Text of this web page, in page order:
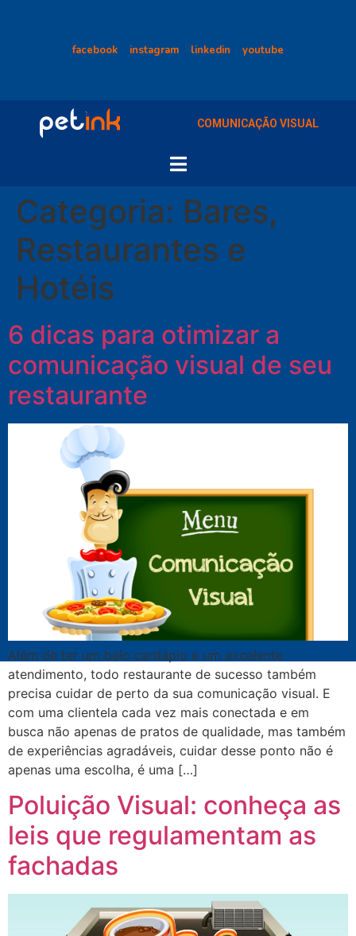
facebook instagram linkedin youtube
COMUNICAÇÃO VISUAL
Categoria: Bares,
Restaurantes e
Hotéis
6 dicas para otimizar a
comunicação visual de seu
restaurante
Além de ter um belo cardápio e um excelente
atendimento, todo restaurante de sucesso também
precisa cuidar de perto da sua comunicação visual. E
com uma clientela cada vez mais conectada e em
busca não apenas de pratos de qualidade, mas também
de experiências agradáveis, cuidar desse ponto não é
apenas uma escolha, é uma […]
Poluição Visual: conheça as
leis que regulamentam as
fachadas